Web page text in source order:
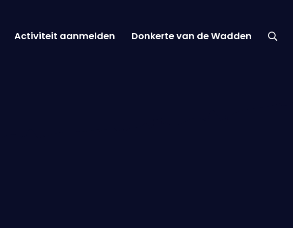
Activiteit aanmelden Donkerte van de Wadden